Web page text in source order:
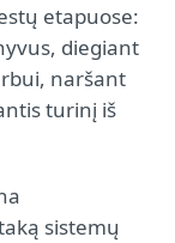
etapuose:
diegiant
naršant
turinį iš
sistemų